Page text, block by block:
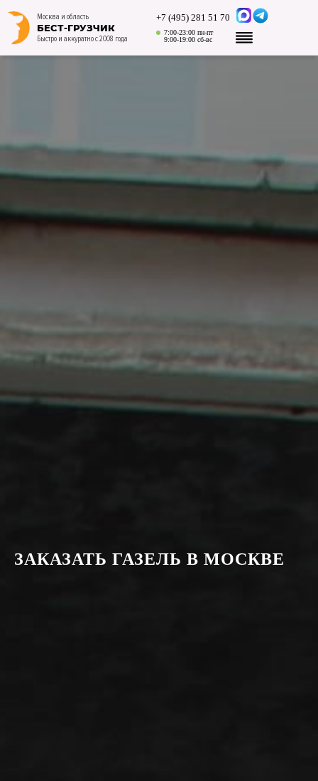
Москва и область
БЕСТ-ГРУЗЧИК
Быстро и аккуратно с 2008 года
+7 (495) 281 51 70
7:00-23:00 пн-пт
9:00-19:00 сб-вс
ЗАКАЗАТЬ ГАЗЕЛЬ В МОСКВЕ